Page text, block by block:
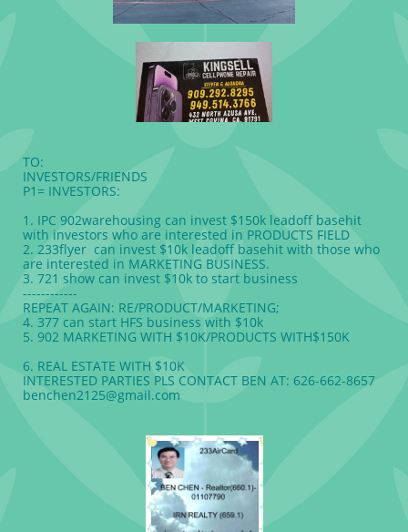
TO:
INVESTORS/FRIENDS
P1= INVESTORS:
1. IPC 902warehousing can invest $150k leadoff basehit
with investors who are interested in PRODUCTS FIELD
2. 233flyer can invest $10k leadoff basehit with those who
are interested in MARKETING BUSINESS.
3. 721 show can invest $10k to start business
------------
REPEAT AGAIN: RE/PRODUCT/MARKETING;
4. 377 can start HFS business with $10k
5. 902 MARKETING WITH $10K/PRODUCTS WITH$150K
6. REAL ESTATE WITH $10K
INTERESTED PARTIES PLS CONTACT BEN AT: 626-662-8657
benchen2125@gmail.com